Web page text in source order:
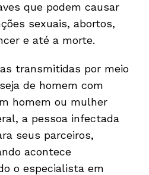
que podem causar
sexuais, abortos,
e até a morte.
transmitidas por meio
de homem com
homem ou mulher
a pessoa infectada
seus parceiros,
acontece
o especialista em